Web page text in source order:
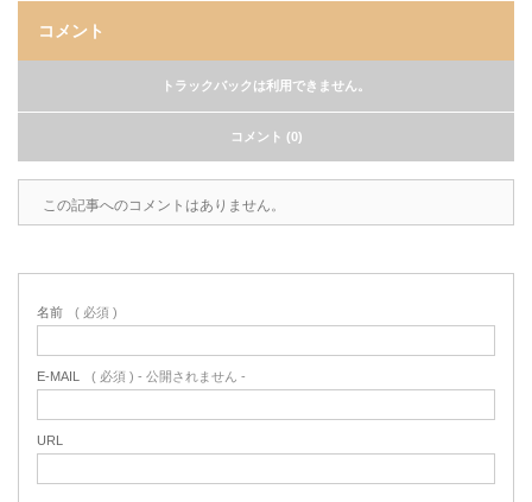
コメント
トラックバックは利用できません。
コメント (0)
この記事へのコメントはありません。
名前 ( 必須 )
E-MAIL ( 必須 ) - 公開されません -
URL